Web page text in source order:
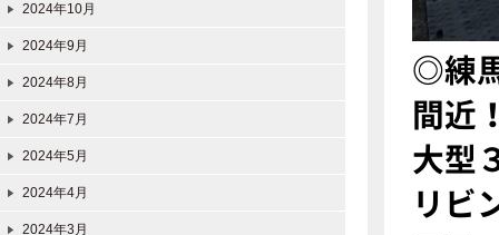
◎練
間近
大型
リビ
2024年10月
2024年9月
2024年8月
2024年7月
2024年5月
2024年4月
2024年3月